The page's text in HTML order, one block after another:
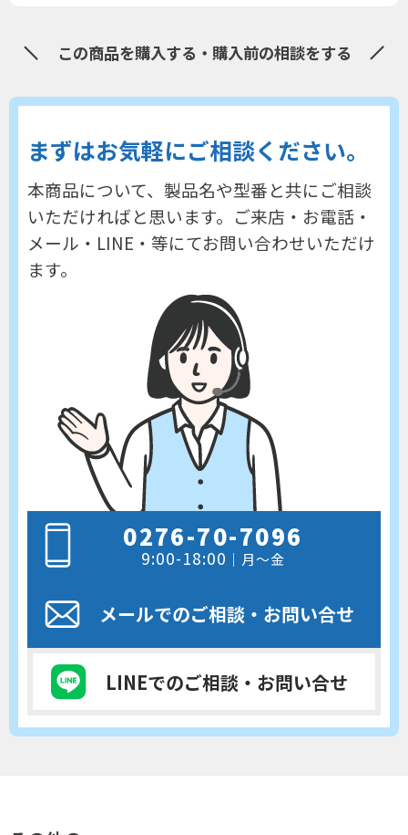
この商品を購入する・購入前の相談をする
まずはお気軽にご相談ください。
本商品について、製品名や型番と共にご相談
いただければと思います。 ご来店・お電話・
メール・LINE・等にてお問い合わせいただけ
ます。
0276-70-7096
9:00-18:00 ｜月～金
メールでのご相談 ・お問い合せ
LINEでのご相談 ・お問い合せ